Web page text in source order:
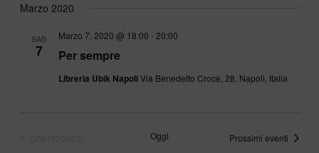
la
Marzo 2020
SAB
7 Per sempre
Marzo 7, 2020 @ 18:00 - 20:00
Libreria Ubik NapoliVia Benedetto Croce, 28, Napoli, Italia
Oggi Prossimi eventi